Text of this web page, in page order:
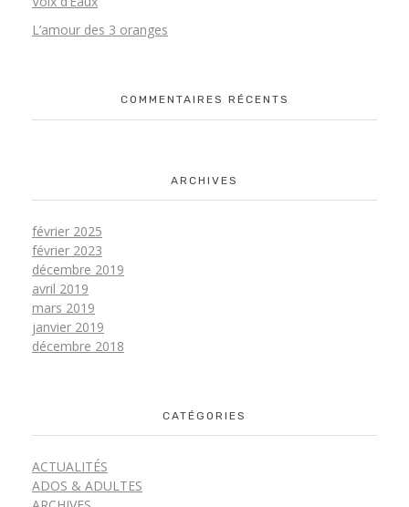
L’amour des 3 oranges
COMMENTAIRES RÉCENTS
ARCHIVES
février 2025
février 2023
décembre 2019
avril 2019
mars 2019
janvier 2019
décembre 2018
CATÉGORIES
ACTUALITÉS
ADOS & ADULTES